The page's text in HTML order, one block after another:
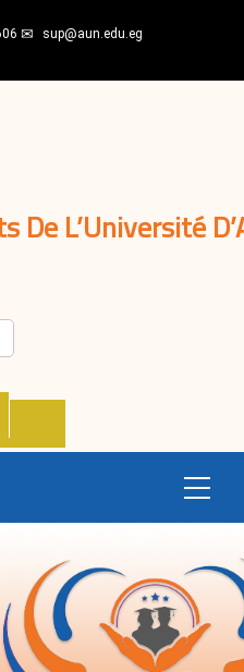
sup@aun.edu.eg
De L’Université